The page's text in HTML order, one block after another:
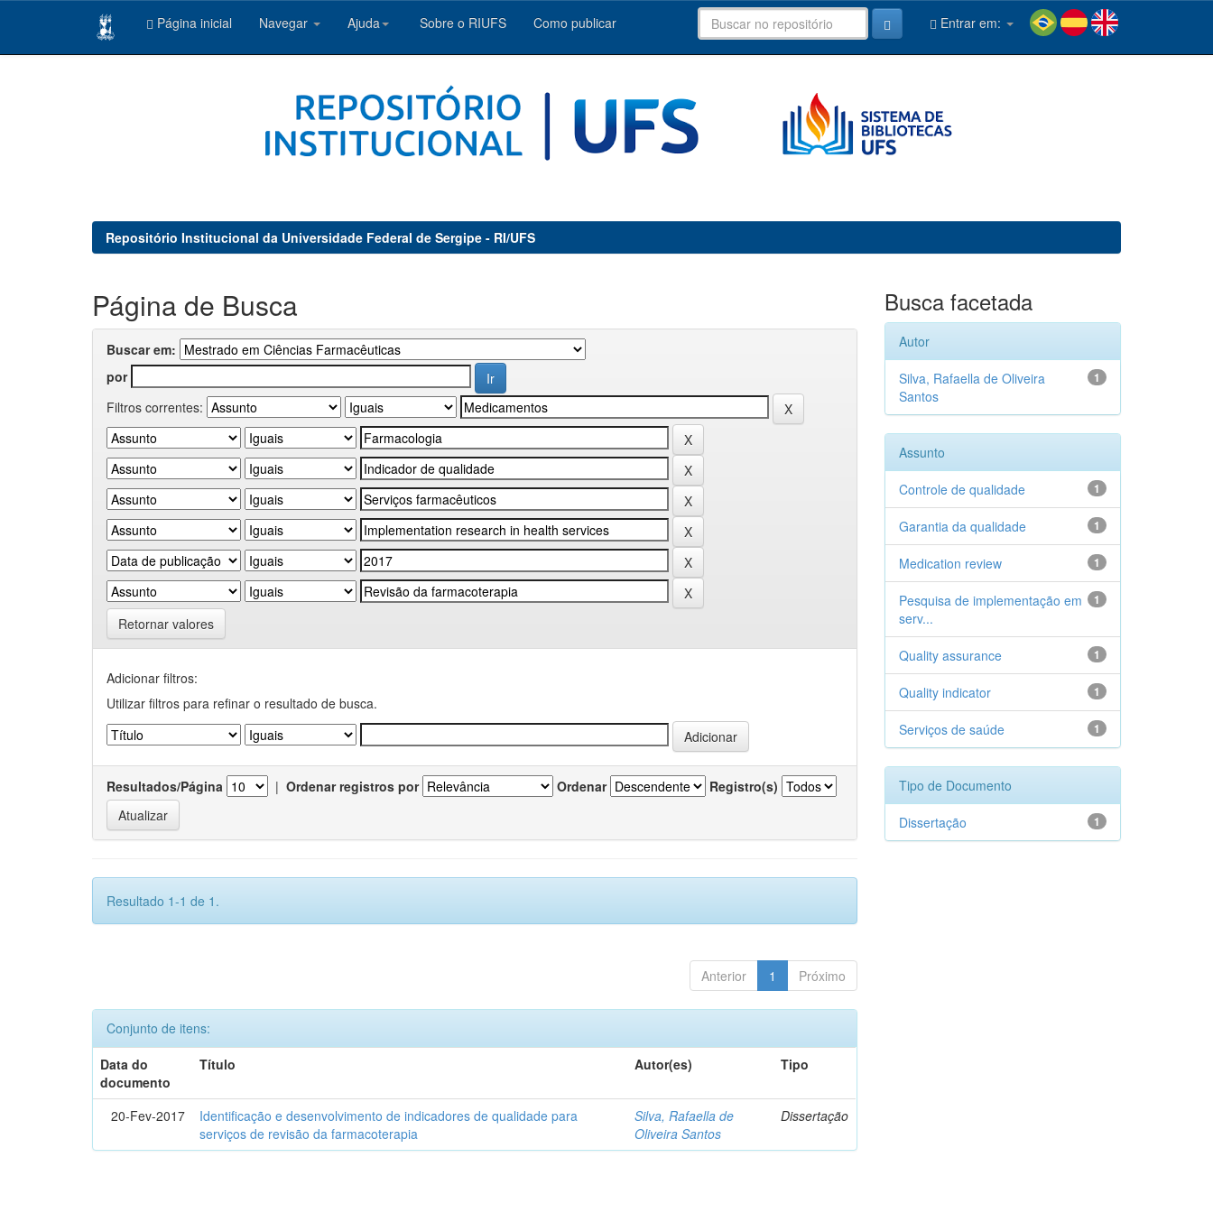
Página inicial Navegar Ajuda Sobre o RIUFS Como publicar Entrar em:
Repositório Institucional da Universidade Federal de Sergipe - RI/UFS
Página de Busca
Buscar em:
por
Filtros correntes:
Retornar valores
Adicionar filtros:
Utilizar filtros para refinar o resultado de busca.
Resultados/Página | Ordenar registros por Ordenar Registro(s)
Resultado 1-1 de 1.
Anterior 1 Próximo
Conjunto de itens:
Data do
documento
Título Autor(es) Tipo
20-Fev-2017
Identificação e desenvolvimento de indicadores de qualidade para
serviços de revisão da farmacoterapia
Silva, Rafaella de
Oliveira Santos
Dissertação
Busca facetada
Autor
1
Silva, Rafaella de Oliveira
Santos
Assunto
1
Controle de qualidade
1
Garantia da qualidade
1
Medication review
1
Pesquisa de implementação em
serv...
1
Quality assurance
1
Quality indicator
1
Serviços de saúde
Tipo de Documento
1
Dissertação